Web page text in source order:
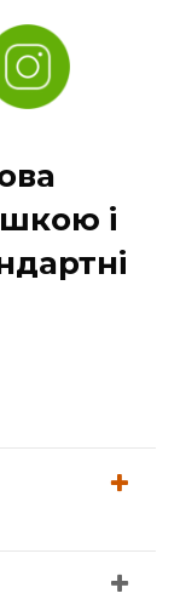
і